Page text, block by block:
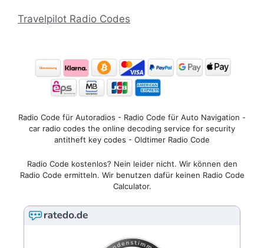
Travelpilot Radio Codes
Radio Code für Autoradios - Radio Code für Auto Navigation -
car radio codes the online decoding service for security
antitheft key codes - Oldtimer Radio Code
Radio Code kostenlos? Nein leider nicht. Wir können den
Radio Code ermitteln. Wir benutzen dafür keinen Radio Code
Calculator.